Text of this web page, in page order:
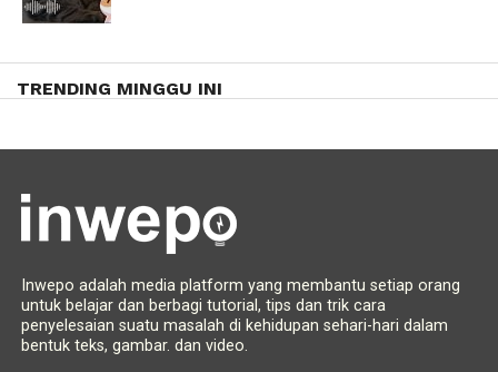
TRENDING MINGGU INI
Inwepo adalah media platform yang membantu setiap orang
untuk belajar dan berbagi tutorial, tips dan trik cara
penyelesaian suatu masalah di kehidupan sehari-hari dalam
bentuk teks, gambar. dan video.